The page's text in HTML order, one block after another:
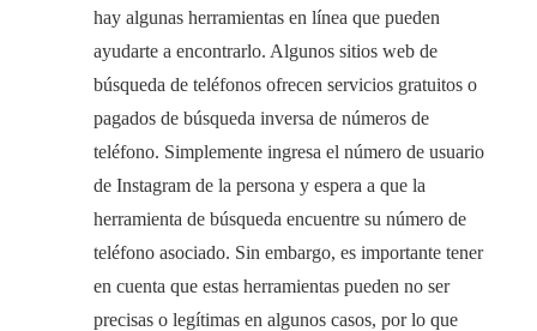
hay algunas herramientas en línea que pueden
ayudarte a encontrarlo. Algunos sitios web de
búsqueda de teléfonos ofrecen servicios gratuitos o
pagados de búsqueda inversa de números de
teléfono. Simplemente ingresa el número de usuario
de Instagram de la persona y espera a que la
herramienta de búsqueda encuentre su número de
teléfono asociado. Sin embargo, es importante tener
en cuenta que estas herramientas pueden no ser
precisas o legítimas en algunos casos, por lo que